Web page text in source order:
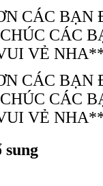
CÁC BẠN
CÁC
VẺ
CÁC BẠN
CÁC
VẺ
sung